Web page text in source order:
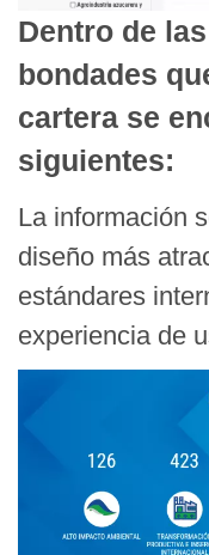
Dentro de
bondades
cartera se
siguientes:
La información
diseño más
estándares
experiencia de